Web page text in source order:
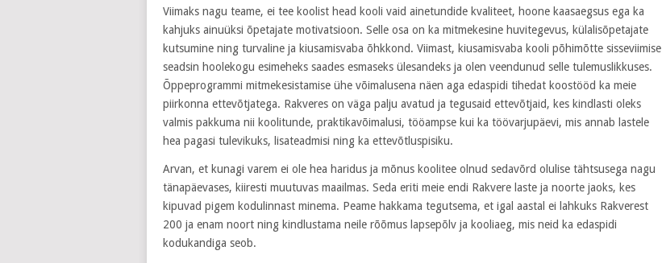
Viimaks nagu teame, ei tee koolist head kooli vaid ainetundide kvaliteet, hoone kaasaegsus ega ka
kahjuks ainuüksi õpetajate motivatsioon. Selle osa on ka mitmekesine huvitegevus, külalisõpetajate
kutsumine ning turvaline ja kiusamisvaba õhkkond. Viimast, kiusamisvaba kooli põhimõtte sisseviimise
seadsin hoolekogu esimeheks saades esmaseks ülesandeks ja olen veendunud selle tulemuslikkuses.
Õppeprogrammi mitmekesistamise ühe võimalusena näen aga edaspidi tihedat koostööd ka meie
piirkonna ettevõtjatega. Rakveres on väga palju avatud ja tegusaid ettevõtjaid, kes kindlasti oleks
valmis pakkuma nii koolitunde, praktikavõimalusi, tööampse kui ka töövarjupäevi, mis annab lastele
hea pagasi tulevikuks, lisateadmisi ning ka ettevõtluspisiku.
Arvan, et kunagi varem ei ole hea haridus ja mõnus koolitee olnud sedavõrd olulise tähtsusega nagu
tänapäevases, kiiresti muutuvas maailmas. Seda eriti meie endi Rakvere laste ja noorte jaoks, kes
kipuvad pigem kodulinnast minema. Peame hakkama tegutsema, et igal aastal ei lahkuks Rakverest
200 ja enam noort ning kindlustama neile rõõmus lapsepõlv ja kooliaeg, mis neid ka edaspidi
kodukandiga seob.